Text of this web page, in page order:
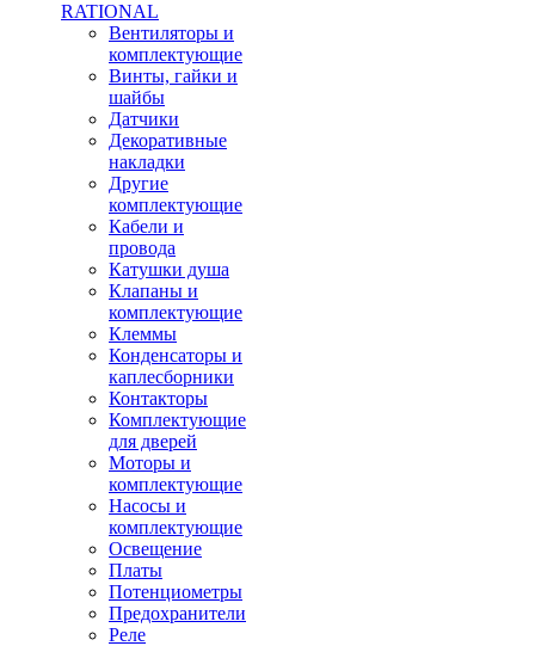
RATIONAL
Вентиляторы и
комплектующие
Винты, гайки и
шайбы
Датчики
Декоративные
накладки
Другие
комплектующие
Кабели и
провода
Катушки душа
Клапаны и
комплектующие
Клеммы
Конденсаторы и
каплесборники
Контакторы
Комплектующие
для дверей
Моторы и
комплектующие
Насосы и
комплектующие
Освещение
Платы
Потенциометры
Предохранители
Реле